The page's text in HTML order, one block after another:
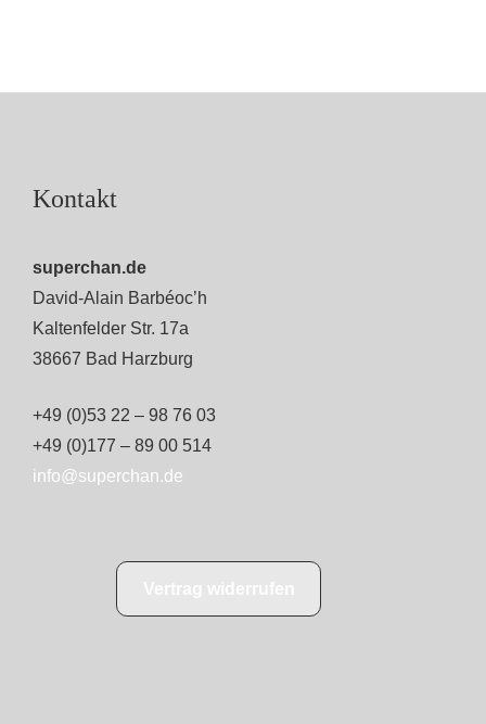
Kontakt
superchan.de
David-Alain Barbéoc’h
Kaltenfelder Str. 17a
38667 Bad Harzburg
+49 (0)53 22 – 98 76 03
+49 (0)177 – 89 00 514
info@superchan.de